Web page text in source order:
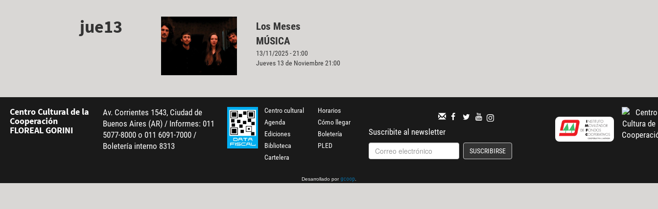
jue13
Los Meses
MÚSICA
13/11/2025 - 21:00
Jueves 13 de Noviembre 21:00
Centro Cultural de la
Cooperación
FLOREAL GORINI
Av. Corrientes 1543, Ciudad de
Buenos Aires (AR) / Informes: 011
5077-8000 o 011 6091-7000 /
Boletería interno 8313
Centro cultural
Agenda
Ediciones
Biblioteca
Cartelera
Horarios
Cómo llegar
Boletería
PLED
Suscribite al newsletter
SUSCRIBIRSE
Desarrollado por gcoop